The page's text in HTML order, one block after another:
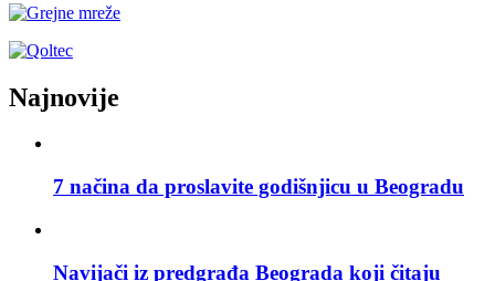
Najnovije
7 načina da proslavite godišnjicu u Beogradu
Navijači iz predgrađa Beograda koji čitaju